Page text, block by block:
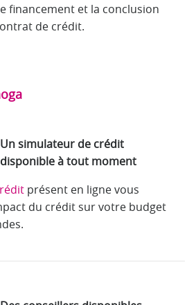
financement et la conclusion
de crédit.
Un simulateur de crédit
disponible à tout moment
présent en ligne vous
du crédit sur votre budget